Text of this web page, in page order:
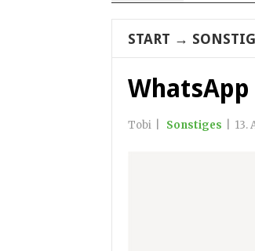
START →
Tobi Sonstiges 13.